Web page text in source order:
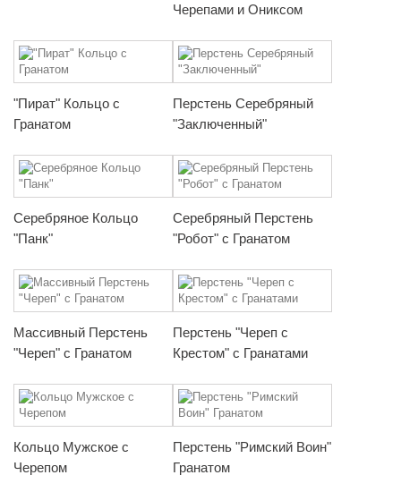
Черепами и Ониксом
"Пират" Кольцо с
Гранатом
Перстень Серебряный
"Заключенный"
Серебряное Кольцо
"Панк"
Серебряный Перстень
"Робот" с Гранатом
Массивный Перстень
"Череп" с Гранатом
Перстень "Череп с
Крестом" с Гранатами
Кольцо Мужское с
Черепом
Перстень "Римский Воин"
Гранатом